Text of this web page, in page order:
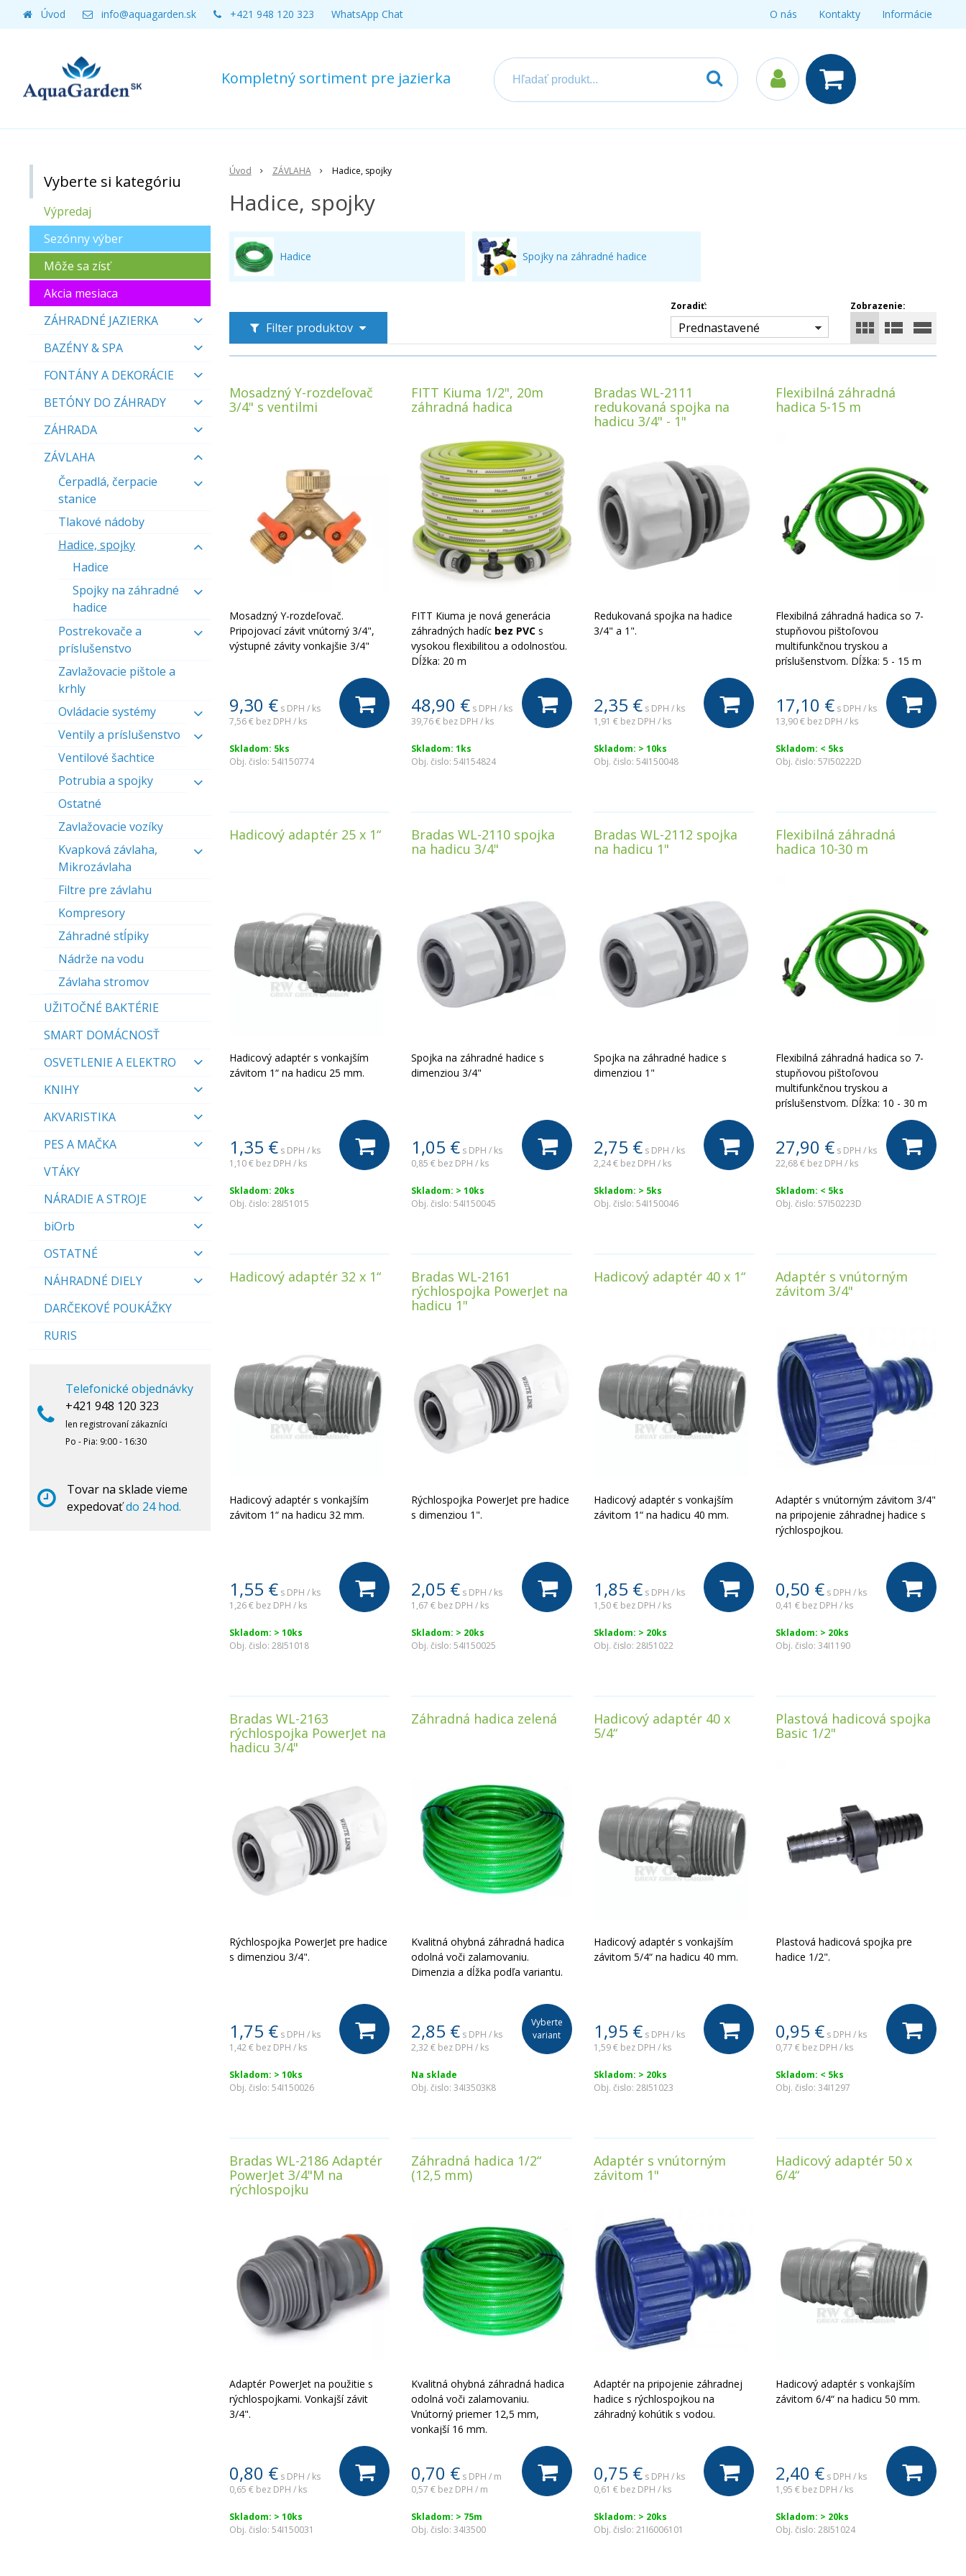
Kompletný sortiment pre jazierka
Úvod info@aquagarden.sk +421 948 120 323 WhatsApp Chat O nás Kontakty Informácie
Úvod ZÁVLAHA Hadice, spojky
Hadice, spojky
Hadice Spojky na záhradné hadice
Filter produktov
Zobrazenie:
Zoradiť:
Prednastavené
Mosadzný Y-rozdeľovač
3/4" s ventilmi
Mosadzný Y-rozdeľovač.
Pripojovací závit vnútorný 3/4",
výstupné závity vonkajšie 3/4"
9,30 € s DPH / ks
7,56 € bez DPH / ks
Skladom: 5ks
Obj. čislo: 54I150774
FITT Kiuma 1/2", 20m
záhradná hadica
FITT Kiuma je nová generácia
záhradných hadíc bez PVC s
vysokou flexibilitou a odolnosťou.
Dĺžka: 20 m
48,90 € s DPH / ks
39,76 € bez DPH / ks
Skladom: 1ks
Obj. čislo:54I154824
Bradas WL-2111
redukovaná spojka na
hadicu 3/4" - 1"
Redukovaná spojka na hadice
3/4" a 1".
2,35 € s DPH / ks
1,91 € bez DPH / ks
Skladom: > 10ks
Obj. čislo: 54I150048
Flexibilná záhradná
hadica 5-15 m
Flexibilná záhradná hadica so 7-
stupňovou pištoľovou
multifunkčnou tryskou a
príslušenstvom. Dĺžka: 5 - 15 m
17,10 € s DPH / ks
13,90 € bez DPH / ks
Skladom: < 5ks
Obj. čislo:57I50222D
Hadicový adaptér 25 x 1“
Hadicový adaptér s vonkajším
závitom 1“ na hadicu 25 mm.
1,35 € s DPH / ks
1,10 € bez DPH / ks
Skladom: 20ks
Obj. čislo: 28I51015
Bradas WL-2110 spojka
na hadicu 3/4"
Spojka na záhradné hadice s
dimenziou 3/4"
1,05 € s DPH / ks
0,85 € bez DPH / ks
Skladom: > 10ks
Obj. čislo:54I150045
Bradas WL-2112 spojka
na hadicu 1"
Spojka na záhradné hadice s
dimenziou 1"
2,75 € s DPH / ks
2,24 € bez DPH / ks
Skladom: > 5ks
Obj. čislo: 54I150046
Flexibilná záhradná
hadica 10-30 m
Flexibilná záhradná hadica so 7-
stupňovou pištoľovou
multifunkčnou tryskou a
príslušenstvom. Dĺžka: 10 - 30 m
27,90 € s DPH / ks
22,68 € bez DPH / ks
Skladom: < 5ks
Obj. čislo:57I50223D
Hadicový adaptér 32 x 1“
Hadicový adaptér s vonkajším
závitom 1“ na hadicu 32 mm.
1,55 € s DPH / ks
1,26 € bez DPH / ks
Skladom: > 10ks
Obj. čislo: 28I51018
Bradas WL-2161
rýchlospojka PowerJet na
hadicu 1"
Rýchlospojka PowerJet pre hadice
s dimenziou 1".
2,05 € s DPH / ks
1,67 € bez DPH / ks
Skladom: > 20ks
Obj. čislo:54I150025
Hadicový adaptér 40 x 1“
Hadicový adaptér s vonkajším
závitom 1“ na hadicu 40 mm.
1,85 € s DPH / ks
1,50 € bez DPH / ks
Skladom: > 20ks
Obj. čislo: 28I51022
Adaptér s vnútorným
závitom 3/4"
Adaptér s vnútorným závitom 3/4"
na pripojenie záhradnej hadice s
rýchlospojkou.
0,50 € s DPH / ks
0,41 € bez DPH / ks
Skladom: > 20ks
Obj. čislo:34I1190
Bradas WL-2163
rýchlospojka PowerJet na
hadicu 3/4"
Rýchlospojka PowerJet pre hadice
s dimenziou 3/4".
1,75 € s DPH / ks
1,42 € bez DPH / ks
Skladom: > 10ks
Obj. čislo: 54I150026
Záhradná hadica zelená
Kvalitná ohybná záhradná hadica
odolná voči zalamovaniu.
Dimenzia a dĺžka podľa variantu.
2,85 € s DPH / ks
2,32 € bez DPH / ks
Vyberte
variant
Na sklade
Obj. čislo:34I3503K8
Hadicový adaptér 40 x
5/4“
Hadicový adaptér s vonkajším
závitom 5/4“ na hadicu 40 mm.
1,95 € s DPH / ks
1,59 € bez DPH / ks
Skladom: > 20ks
Obj. čislo: 28I51023
Plastová hadicová spojka
Basic 1/2"
Plastová hadicová spojka pre
hadice 1/2".
0,95 € s DPH / ks
0,77 € bez DPH / ks
Skladom: < 5ks
Obj. čislo:34I1297
Bradas WL-2186 Adaptér
PowerJet 3/4"M na
rýchlospojku
Adaptér PowerJet na použitie s
rýchlospojkami. Vonkajší závit
3/4".
0,80 € s DPH / ks
0,65 € bez DPH / ks
Skladom: > 10ks
Obj. čislo: 54I150031
Záhradná hadica 1/2“
(12,5 mm)
Kvalitná ohybná záhradná hadica
odolná voči zalamovaniu.
Vnútorný priemer 12,5 mm,
vonkajší 16 mm.
0,70 € s DPH / m
0,57 € bez DPH / m
Skladom: > 75m
Obj. čislo:34I3500
Adaptér s vnútorným
závitom 1"
Adaptér na pripojenie záhradnej
hadice s rýchlospojkou na
záhradný kohútik s vodou.
0,75 € s DPH / ks
0,61 € bez DPH / ks
Skladom: > 20ks
Obj. čislo: 21I6006101
Hadicový adaptér 50 x
6/4“
Hadicový adaptér s vonkajším
závitom 6/4“ na hadicu 50 mm.
2,40 € s DPH / ks
1,95 € bez DPH / ks
Skladom: > 20ks
Obj. čislo:28I51024
Vyberte si kategóriu
Výpredaj
Sezónny výber
Môže sa zísť
Akcia mesiaca
ZÁHRADNÉ JAZIERKA
BAZÉNY & SPA
FONTÁNY A DEKORÁCIE
BETÓNY DO ZÁHRADY
ZÁHRADA
ZÁVLAHA
Čerpadlá, čerpacie
stanice
Tlakové nádoby
Hadice, spojky
Hadice
Spojky na záhradné
hadice
Postrekovače a
príslušenstvo
Zavlažovacie pištole a
krhly
Ovládacie systémy
Ventily a príslušenstvo
Ventilové šachtice
Potrubia a spojky
Ostatné
Zavlažovacie vozíky
Kvapková závlaha,
Mikrozávlaha
Filtre pre závlahu
Kompresory
Záhradné stĺpiky
Nádrže na vodu
Závlaha stromov
UŽITOČNÉ BAKTÉRIE
SMART DOMÁCNOSŤ
OSVETLENIE A ELEKTRO
KNIHY
AKVARISTIKA
PES A MAČKA
VTÁKY
NÁRADIE A STROJE
biOrb
OSTATNÉ
NÁHRADNÉ DIELY
DARČEKOVÉ POUKÁŽKY
RURIS
Telefonické objednávky
+421 948 120 323
len registrovaní zákazníci
Po - Pia: 9:00 - 16:30
Tovar na sklade vieme
expedovaťdo 24 hod.